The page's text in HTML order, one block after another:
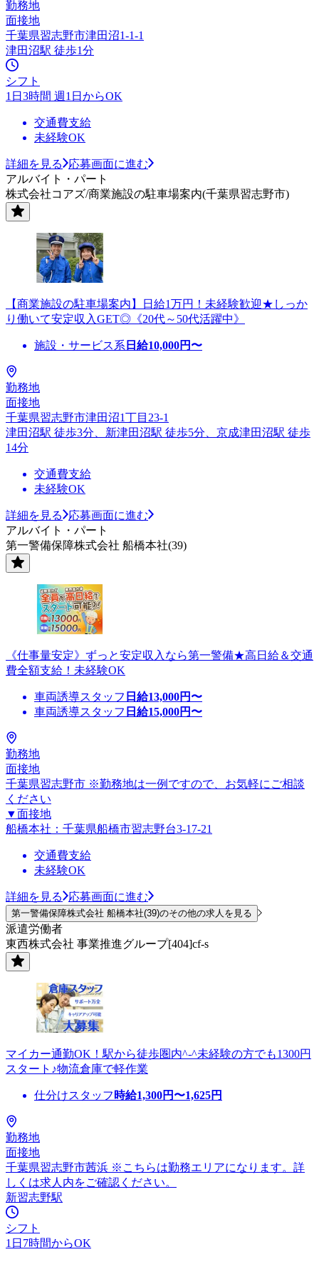
勤務地
面接地
千葉県習志野市津田沼1-1-1
津田沼駅 徒歩1分
シフト
1日3時間 週1日からOK
交通費支給
未経験OK
詳細を見る
応募画面に進む
アルバイト・パート
株式会社コアズ/商業施設の駐車場案内(千葉県習志野市)
【商業施設の駐車場案内】日給1万円！未経験歓迎★しっか
り働いて安定収入GET◎《20代～50代活躍中》
施設・サービス系 日給10,000円〜
勤務地
面接地
千葉県習志野市津田沼1丁目23-1
津田沼駅 徒歩3分、新津田沼駅 徒歩5分、京成津田沼駅 徒歩
14分
交通費支給
未経験OK
詳細を見る
応募画面に進む
アルバイト・パート
第一警備保障株式会社 船橋本社(39)
《仕事量安定》ずっと安定収入なら第一警備★高日給＆交通
費全額支給！未経験OK
車両誘導スタッフ 日給13,000円〜
車両誘導スタッフ 日給15,000円〜
勤務地
面接地
千葉県習志野市 ※勤務地は一例ですので、お気軽にご相談
ください
▼面接地
船橋本社：千葉県船橋市習志野台3-17-21
交通費支給
未経験OK
詳細を見る 応募画面に進む
第一警備保障株式会社 船橋本社(39)のその他の求人を見る
派遣労働者
東西株式会社 事業推進グループ[404]cf-s
マイカー通勤OK！駅から徒歩圏内^-^未経験の方でも1300円
スタート♪物流倉庫で軽作業
仕分けスタッフ 時給1,300円〜1,625円
勤務地
面接地
千葉県習志野市茜浜 ※こちらは勤務エリアになります。詳
しくは求人内をご確認ください。
新習志野駅
シフト
1日7時間からOK